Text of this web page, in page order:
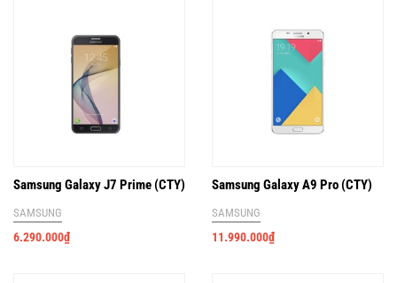
Samsung Galaxy J7 Prime (CTY)
SAMSUNG
6.290.000₫
Samsung Galaxy A9 Pro (CTY)
SAMSUNG
11.990.000₫